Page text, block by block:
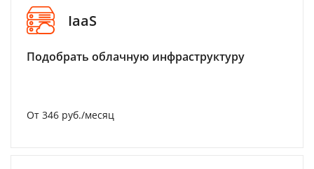
IaaS
Подобрать облачную инфраструктуру
От 346 руб./месяц